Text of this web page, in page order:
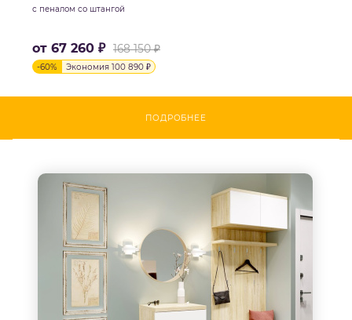
с пеналом со штангой
от 67 260 ₽ 168 150 ₽
-60% Экономия 100 890 ₽
ПОДРОБНЕЕ